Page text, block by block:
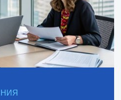
реки Мойки, 8
27